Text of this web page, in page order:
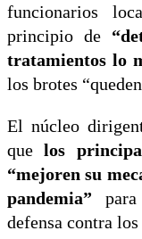
funcionarios
principio de
tratamientos lo
los brotes
El núcleo
que los
“mejoren su
pandemia”
defensa contra